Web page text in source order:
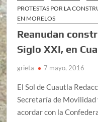
PROTESTAS POR LA
EN MORELOS
Reanudan
Siglo XXI, en
grieta 7 mayo, 2016
El Sol de Cuautla
Secretaría de
acordar con la